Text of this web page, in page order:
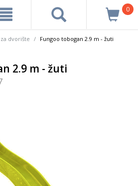
0
dvorište Fungoo tobogan 2.9 m - žuti
2.9 m - žuti